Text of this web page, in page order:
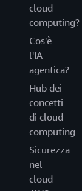
cloud
computing?
Cos'è
l'IA
agentica?
Hub dei
concetti
di cloud
computing
Sicurezza
nel
cloud